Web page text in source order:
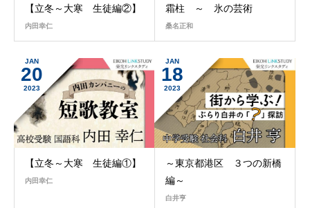
【立冬～大寒 生徒編②】
内田幸仁
霜柱 ～ 氷の芸術
桑名正和
JAN
20
2023
【立冬～大寒 生徒編①】
内田幸仁
JAN
18
2023
～東京都港区 ３つの新橋
編～
白井亨